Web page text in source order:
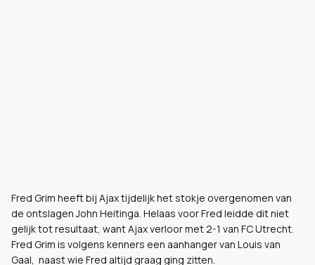
Fred Grim heeft bij Ajax tijdelijk het stokje overgenomen van
de ontslagen John Heitinga. Helaas voor Fred leidde dit niet
gelijk tot resultaat, want Ajax verloor met 2-1 van FC Utrecht.
Fred Grim is volgens kenners een aanhanger van Louis van
Gaal, naast wie Fred altijd graag ging zitten.